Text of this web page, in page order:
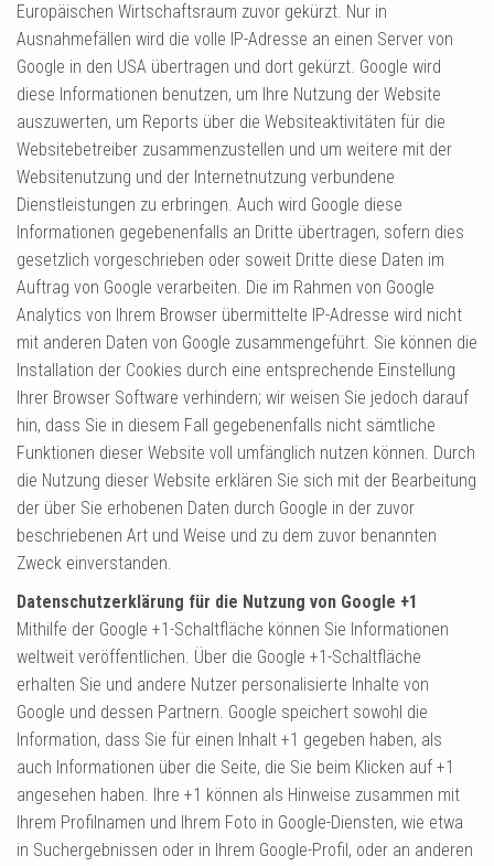
Europäischen Wirtschaftsraum zuvor gekürzt. Nur in
Ausnahmefällen wird die volle IP-Adresse an einen Server von
Google in den USA übertragen und dort gekürzt. Google wird
diese Informationen benutzen, um Ihre Nutzung der Website
auszuwerten, um Reports über die Websiteaktivitäten für die
Websitebetreiber zusammenzustellen und um weitere mit der
Websitenutzung und der Internetnutzung verbundene
Dienstleistungen zu erbringen. Auch wird Google diese
Informationen gegebenenfalls an Dritte übertragen, sofern dies
gesetzlich vorgeschrieben oder soweit Dritte diese Daten im
Auftrag von Google verarbeiten. Die im Rahmen von Google
Analytics von Ihrem Browser übermittelte IP-Adresse wird nicht
mit anderen Daten von Google zusammengeführt. Sie können die
Installation der Cookies durch eine entsprechende Einstellung
Ihrer Browser Software verhindern; wir weisen Sie jedoch darauf
hin, dass Sie in diesem Fall gegebenenfalls nicht sämtliche
Funktionen dieser Website voll umfänglich nutzen können. Durch
die Nutzung dieser Website erklären Sie sich mit der Bearbeitung
der über Sie erhobenen Daten durch Google in der zuvor
beschriebenen Art und Weise und zu dem zuvor benannten
Zweck einverstanden.
Datenschutzerklärung für die Nutzung von Google +1
Mithilfe der Google +1-Schaltfläche können Sie Informationen
weltweit veröffentlichen. Über die Google +1-Schaltfläche
erhalten Sie und andere Nutzer personalisierte Inhalte von
Google und dessen Partnern. Google speichert sowohl die
Information, dass Sie für einen Inhalt +1 gegeben haben, als
auch Informationen über die Seite, die Sie beim Klicken auf +1
angesehen haben. Ihre +1 können als Hinweise zusammen mit
Ihrem Profilnamen und Ihrem Foto in Google-Diensten, wie etwa
in Suchergebnissen oder in Ihrem Google-Profil, oder an anderen